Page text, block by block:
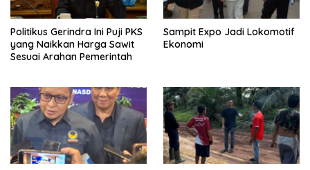
Politikus Gerindra Ini Puji PKS
yang Naikkan Harga Sawit
Sesuai Arahan Pemerintah
Sampit Expo Jadi Lokomotif
Ekonomi